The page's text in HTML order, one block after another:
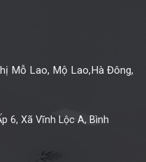
Mỗ Lao, Mộ Lao,Hà Đông,
6, Xã Vĩnh Lộc A, Bình